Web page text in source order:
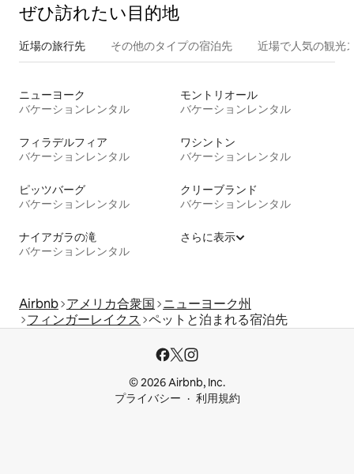
ぜひ訪⁠れ⁠た⁠い目⁠的⁠地
近場の旅行先 その他のタ⁠イ⁠プ⁠の宿⁠泊⁠先 近場で人気の観光
ニューヨーク
バケーションレンタル
モントリオール
バケーションレンタル
フィラデルフィア
バケーションレンタル
ワシントン
バケーションレンタル
ピッツバーグ
バケーションレンタル
クリーブランド
バケーションレンタル
ナイアガラの滝
バケーションレンタル
さらに表示
Airbnb アメリカ合衆国 ニューヨーク州
フィンガーレイクス ペットと泊まれる宿泊先
© 2026 Airbnb, Inc.
プライバシー
利用規約